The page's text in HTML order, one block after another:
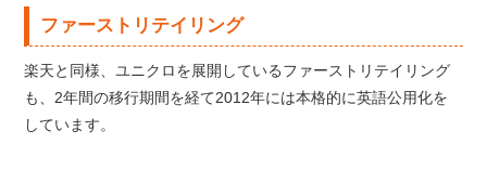
ファーストリテイリング
楽天と同様、ユニクロを展開しているファーストリテイリング
も、2年間の移行期間を経て2012年には本格的に英語公用化を
しています。